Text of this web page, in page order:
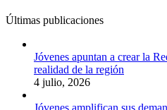
Últimas publicaciones
Jóvenes apuntan a crear la
realidad de la región
4 julio, 2026
Jóvenes amplifican sus